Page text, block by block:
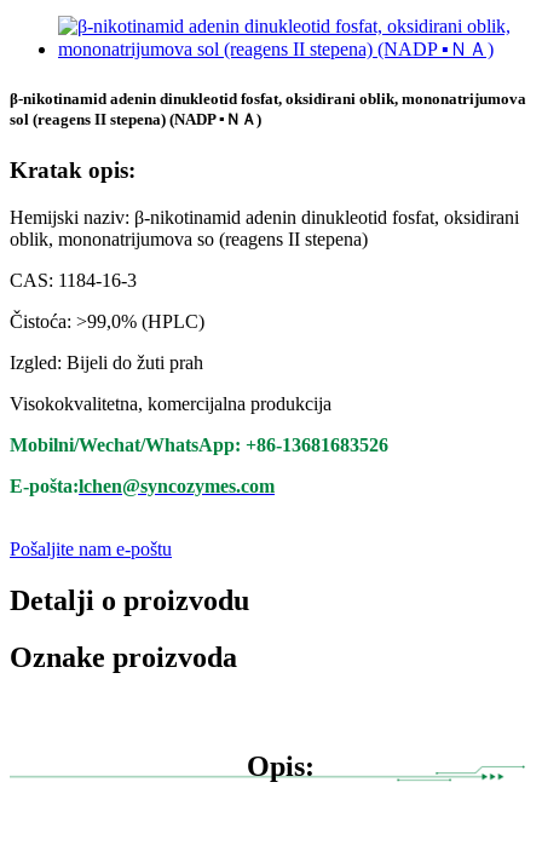
β-nikotinamid adenin dinukleotid fosfat, oksidirani oblik, mononatrijumova
sol (reagens II stepena) (NADP ▪ＮＡ)
Kratak opis:
Hemijski naziv: β-nikotinamid adenin dinukleotid fosfat, oksidirani
oblik, mononatrijumova so (reagens II stepena)
CAS: 1184-16-3
Čistoća: >99,0% (HPLC)
Izgled: Bijeli do žuti prah
Visokokvalitetna, komercijalna produkcija
Mobilni/Wechat/WhatsApp: +86-13681683526
E-pošta:lchen@syncozymes.com
Pošaljite nam e-poštu
Detalji o proizvodu
Oznake proizvoda
Opis: